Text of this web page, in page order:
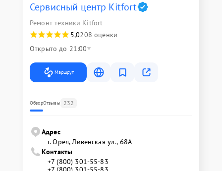
Сервисный центр Kitfort
Ремонт техники Kitfort
5,0208 оценки
Открыто до 21:00
Маршрут
ОбзорОтзывы 232
Адрес
г. Орёл, Ливенская ул., 68А
Контакты
+7 (800) 301-55-83